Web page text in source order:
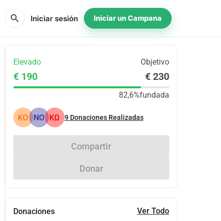
search Iniciar sesión Iniciar un Campana
Elevado Objetivo
€ 190 € 230
82,6%fundada
KO ΝΟ ΚΩ 9 Donaciones Realizadas
Compartir
Donar
Donaciones Ver Todo